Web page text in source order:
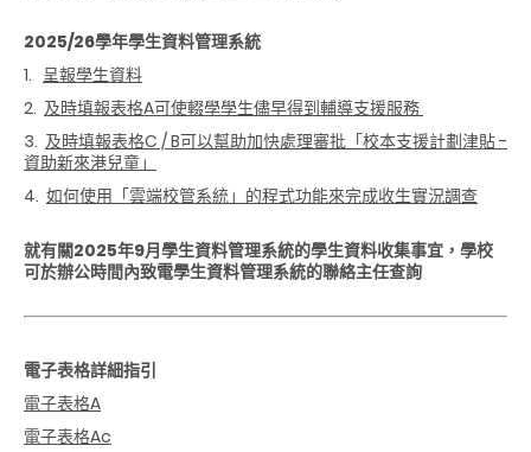
2025/26學年學生資料管理系統
1. 呈報學生資料
2. 及時填報表格A可使輟學學生儘早得到輔導支援服務
3. 及時填報表格C ∕ B可以幫助加快處理審批「校本支援計劃津貼 -
資助新來港兒童」
4. 如何使用「雲端校管系統」的程式功能來完成收生實況調查
就有關2025年9月學生資料管理系統的學生資料收集事宜，學校
可於辦公時間內致電學生資料管理系統的聯絡主任查詢
電子表格詳細指引
電子表格A
電子表格Ac